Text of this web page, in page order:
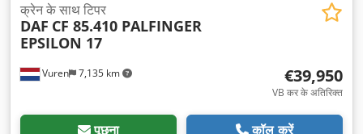
Vuren 7,135 km
क्रेन के साथ टिपर
DAF CF 85.410 PALFINGER
EPSILON 17
€39,950
VB कर के अतिरिक्त
पूछना कॉल करें